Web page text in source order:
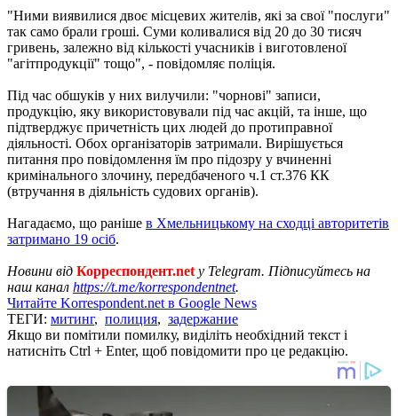
"Ними виявилися двоє місцевих жителів, які за свої "послуги"
так само брали гроші. Суми коливалися від 20 до 30 тисяч
гривень, залежно від кількості учасників і виготовленої
"агітпродукції" тощо", - повідомляє поліція.
Під час обшуків у них вилучили: "чорнові" записи,
продукцію, яку використовували під час акцій, та інше, що
підтверджує причетність цих людей до протиправної
діяльності. Обох організаторів затримали. Вирішується
питання про повідомлення їм про підозру у вчиненні
кримінального злочину, передбаченого ч.1 ст.376 КК
(втручання в діяльність судових органів).
Нагадаємо, що раніше в Хмельницькому на сходці авторитетів
затримано 19 осіб.
Новини від Корреспондент.net у Telegram. Підписуйтесь на
наш канал https://t.me/korrespondentnet.
Читайте Korrespondent.net в Google News
ТЕГИ: митинг, полиция, задержание
Якщо ви помітили помилку, виділіть необхідний текст і
натисніть Ctrl + Enter, щоб повідомити про це редакцію.